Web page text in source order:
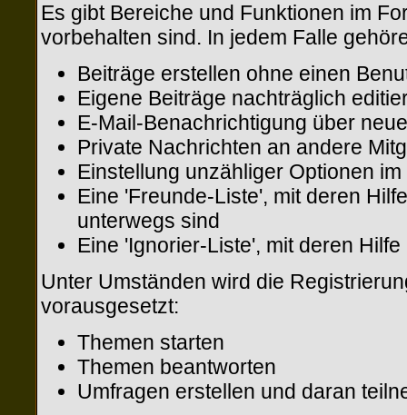
Es gibt Bereiche und Funktionen im
vorbehalten sind. In jedem Falle
Beiträge erstellen ohne einen
Eigene Beiträge nachträglich
E-Mail-Benachrichtigung über
Private Nachrichten an andere
Einstellung unzähliger Optionen
Eine 'Freunde-Liste', mit deren
unterwegs sind
Eine 'Ignorier-Liste', mit deren
Unter Umständen wird die
vorausgesetzt:
Themen starten
Themen beantworten
Umfragen erstellen und daran